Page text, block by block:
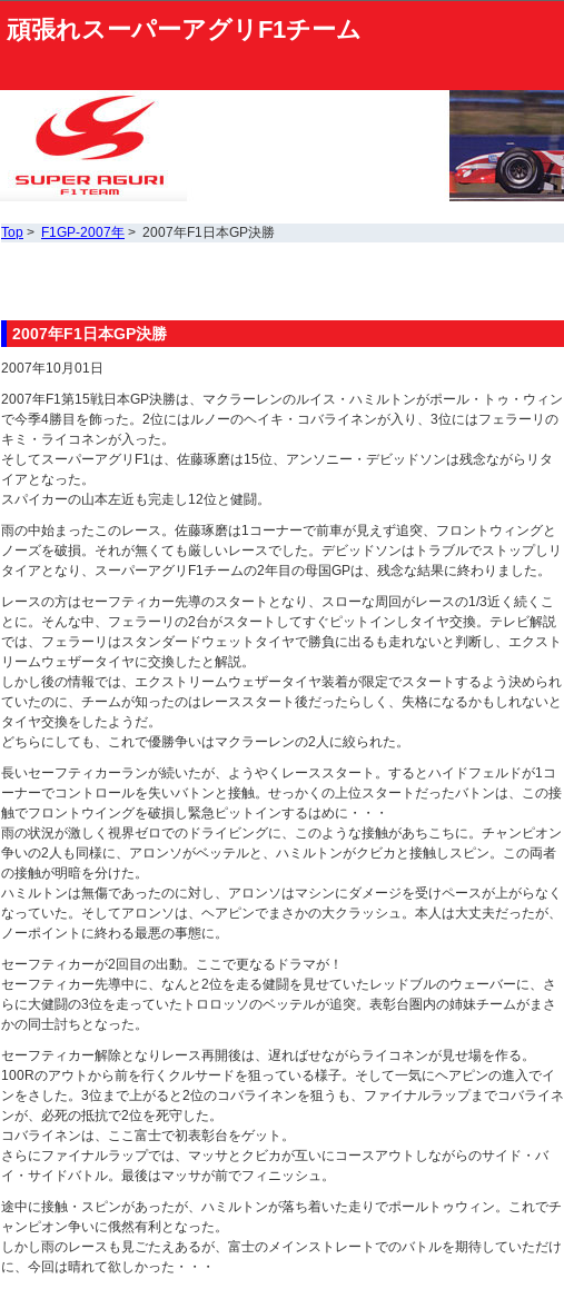
頑張れスーパーアグリF1チーム
Top > F1GP-2007年 > 2007年F1日本GP決勝
2007年F1日本GP決勝
2007年10月01日
2007年F1第15戦日本GP決勝は、マクラーレンのルイス・ハミルトンがポール・トゥ・ウィン
で今季4勝目を飾った。2位にはルノーのヘイキ・コバライネンが入り、3位にはフェラーリの
キミ・ライコネンが入った。
そしてスーパーアグリF1は、佐藤琢磨は15位、アンソニー・デビッドソンは残念ながらリタ
イアとなった。
スパイカーの山本左近も完走し12位と健闘。
雨の中始まったこのレース。佐藤琢磨は1コーナーで前車が見えず追突、フロントウィングと
ノーズを破損。それが無くても厳しいレースでした。デビッドソンはトラブルでストップしリ
タイアとなり、スーパーアグリF1チームの2年目の母国GPは、残念な結果に終わりました。
レースの方はセーフティカー先導のスタートとなり、スローな周回がレースの1/3近く続くこ
とに。そんな中、フェラーリの2台がスタートしてすぐピットインしタイヤ交換。テレビ解説
では、フェラーリはスタンダードウェットタイヤで勝負に出るも走れないと判断し、エクスト
リームウェザータイヤに交換したと解説。
しかし後の情報では、エクストリームウェザータイヤ装着が限定でスタートするよう決められ
ていたのに、チームが知ったのはレーススタート後だったらしく、失格になるかもしれないと
タイヤ交換をしたようだ。
どちらにしても、これで優勝争いはマクラーレンの2人に絞られた。
長いセーフティカーランが続いたが、ようやくレーススタート。するとハイドフェルドが1コ
ーナーでコントロールを失いバトンと接触。せっかくの上位スタートだったバトンは、この接
触でフロントウイングを破損し緊急ピットインするはめに・・・
雨の状況が激しく視界ゼロでのドライビングに、このような接触があちこちに。チャンピオン
争いの2人も同様に、アロンソがベッテルと、ハミルトンがクビカと接触しスピン。この両者
の接触が明暗を分けた。
ハミルトンは無傷であったのに対し、アロンソはマシンにダメージを受けペースが上がらなく
なっていた。そしてアロンソは、ヘアピンでまさかの大クラッシュ。本人は大丈夫だったが、
ノーポイントに終わる最悪の事態に。
セーフティカーが2回目の出動。ここで更なるドラマが！
セーフティカー先導中に、なんと2位を走る健闘を見せていたレッドブルのウェーバーに、さ
らに大健闘の3位を走っていたトロロッソのベッテルが追突。表彰台圏内の姉妹チームがまさ
かの同士討ちとなった。
セーフティカー解除となりレース再開後は、遅ればせながらライコネンが見せ場を作る。
100Rのアウトから前を行くクルサードを狙っている様子。そして一気にヘアピンの進入でイ
ンをさした。3位まで上がると2位のコバライネンを狙うも、ファイナルラップまでコバライネ
ンが、必死の抵抗で2位を死守した。
コバライネンは、ここ富士で初表彰台をゲット。
さらにファイナルラップでは、マッサとクビカが互いにコースアウトしながらのサイド・バ
イ・サイドバトル。最後はマッサが前でフィニッシュ。
途中に接触・スピンがあったが、ハミルトンが落ち着いた走りでポールトゥウィン。これでチ
ャンピオン争いに俄然有利となった。
しかし雨のレースも見ごたえあるが、富士のメインストレートでのバトルを期待していただけ
に、今回は晴れて欲しかった・・・